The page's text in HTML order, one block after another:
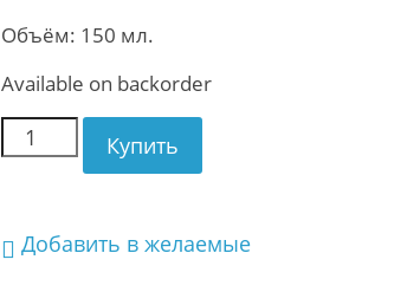
Объём: 150 мл.
Available on backorder
Купить
Добавить в желаемые